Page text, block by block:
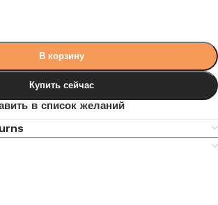
В корзину
Купить сейчас
в список желаний